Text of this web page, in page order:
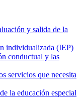
y salida de la
individualizada (IEP)
conductual y las
servicios que necesita
la educación especial